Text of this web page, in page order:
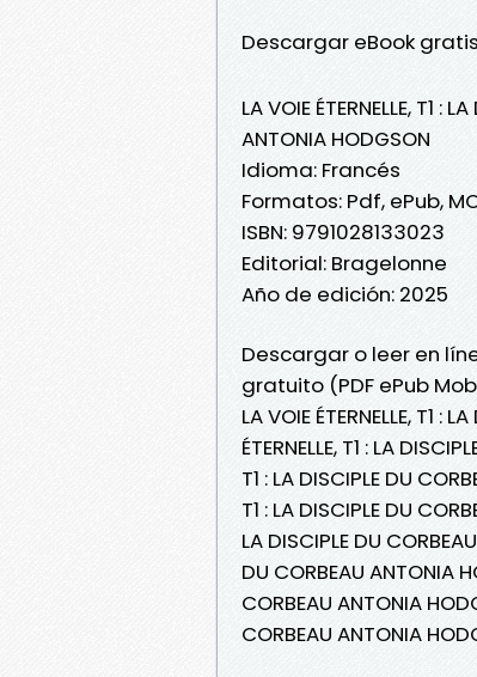
Descargar eBook
LA VOIE ÉTERNELLE, T1 :
ANTONIA HODGSON
Idioma: Francés
Formatos: Pdf, ePub,
ISBN: 9791028133023
Editorial: Bragelonne
Año de edición: 2025
Descargar o leer en línea
gratuito (PDF ePub
LA VOIE ÉTERNELLE, T1 :
ÉTERNELLE, T1 : LA
T1 : LA DISCIPLE DU
T1 : LA DISCIPLE DU
LA DISCIPLE DU
DU CORBEAU ANTONIA
CORBEAU ANTONIA
CORBEAU ANTONIA